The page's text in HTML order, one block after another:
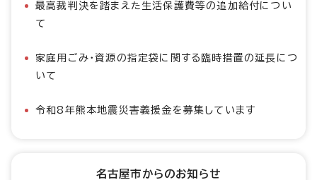
最高裁判決を踏まえた生活保護費等の追加給付につい
て
家庭用ごみ・資源の指定袋に関する臨時措置の延長につ
いて
令和8年熊本地震災害義援金を募集しています
名古屋市からのお知らせ